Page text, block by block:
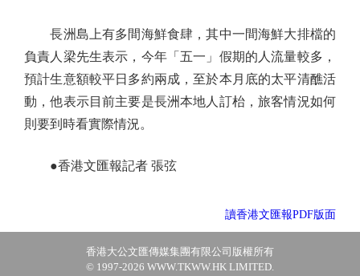
長洲島上有多間海鮮食肆，其中一間海鮮大排檔的
負責人梁先生表示，今年「五一」假期的人流量較多，
預計生意額較平日多約兩成，至於本月底的太平清醮活
動，他表示目前主要是長洲本地人訂枱，旅客情況如何
則要到時看實際情況。
●香港文匯報記者 張弦
讀香港文匯報PDF版面
香港大公文匯傳媒集團有限公司版權所有
© 1997-2026 WWW.TKWW.HK LIMITED.